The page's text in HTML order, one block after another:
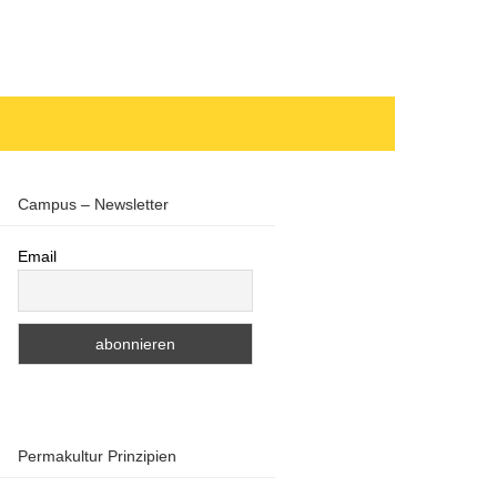
Campus – Newsletter
Email
Permakultur Prinzipien